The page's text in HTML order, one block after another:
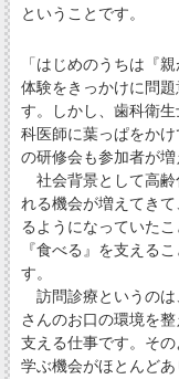
ということです。
「はじめのうちは『
体験をきっかけに問
す。しかし、歯科衛
科医師に葉っぱをか
の研修会も参加者が増
社会背景として高齢
れる機会が増えてき
るようになっていた
『食べる』を支える
す。
訪問診療というのは
さんのお口の環境を
支える仕事です。そ
学ぶ機会がほとんどあ